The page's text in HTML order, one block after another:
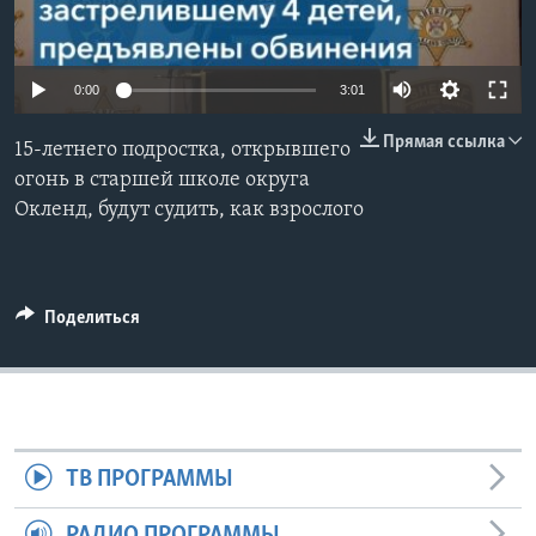
Learning English
Языки
0:00 3:01
Прямая ссылка
15-летнего подростка, открывшего
огонь в старшей школе округа
Окленд, будут судить, как взрослого
Поделиться
ТВ ПРОГРАММЫ